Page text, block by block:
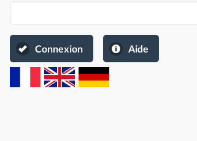
Connexion Aide